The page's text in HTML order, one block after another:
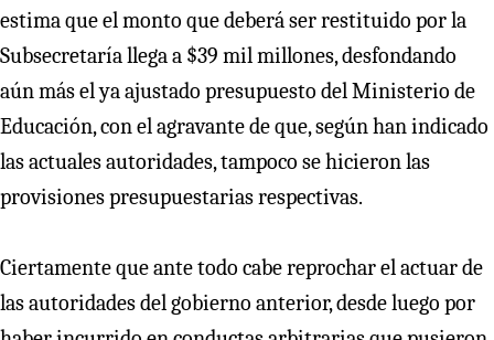
estima que el monto que deberá ser restituido por la
Subsecretaría llega a $39 mil millones, desfondando
aún más el ya ajustado presupuesto del Ministerio de
Educación, con el agravante de que, según han indicado
las actuales autoridades, tampoco se hicieron las
provisiones presupuestarias respectivas.
Ciertamente que ante todo cabe reprochar el actuar de
las autoridades del gobierno anterior, desde luego por